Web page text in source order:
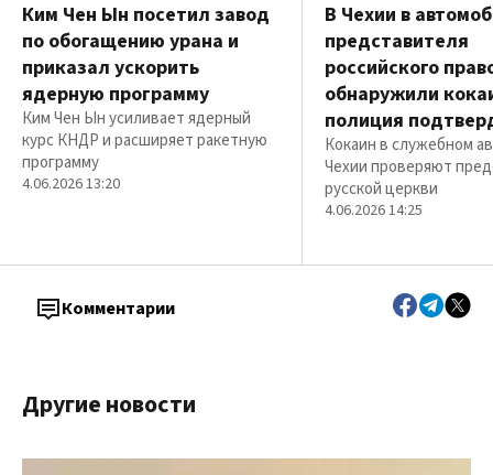
Ким Чен Ын посетил завод
по обогащению урана и
приказал ускорить
ядерную программу
Ким Чен Ын усиливает ядерный
курс КНДР и расширяет ракетную
программу
4.06.2026 13:20
В Чехии в
представителя
российского
обнаружили
полиция
Кокаин в служебном
Чехии проверяют
русской церкви
4.06.2026 14:25
Комментарии
Другие новости